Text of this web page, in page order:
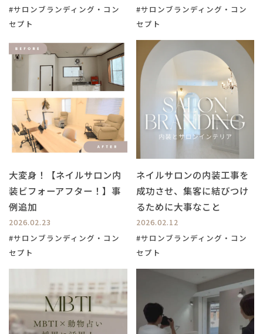
#サロンブランディング・コン
セプト
#サロンブランディング・コン
セプト
大変身！【ネイルサロン内
装ビフォーアフター！】事
例追加
2026.02.23
#サロンブランディング・コン
セプト
ネイルサロンの内装工事を
成功させ、集客に結びつけ
るために大事なこと
2026.02.12
#サロンブランディング・コン
セプト